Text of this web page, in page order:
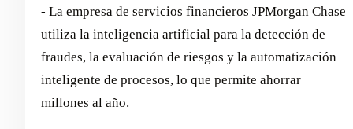
- La empresa de servicios financieros JPMorgan Chase
utiliza la inteligencia artificial para la detección de
fraudes, la evaluación de riesgos y la automatización
inteligente de procesos, lo que permite ahorrar
millones al año.